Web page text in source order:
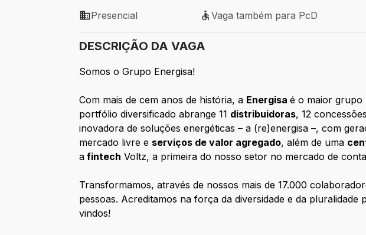
Modelo de trabalho: Presencial
Presencial
Vaga também para PcD
Vaga também para PcD
DESCRIÇÃO DA VAGA
Somos o Grupo Energisa!
Com mais de cem anos de história, a Energisaé o maior grupo
portfólio diversificado abrange 11 distribuidoras, 12
inovadora de soluções energéticas – a (re)energisa –, com
mercado livre e serviços de valor agregado, além de uma
a fintech Voltz, a primeira do nosso setor no mercado de
Transformamos, através de nossos mais de 17.000
pessoas. Acreditamos na força da diversidade e da
vindos!